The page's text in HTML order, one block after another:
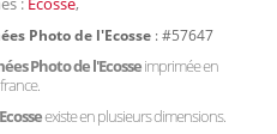
Photo de l'Ecosse : #57647
Photo de l'Ecosseimprimée en
france.
existe en plusieurs dimensions.